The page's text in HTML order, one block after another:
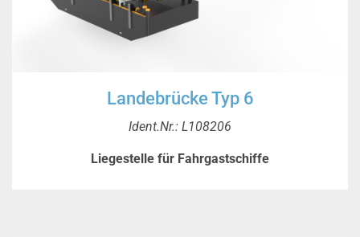
Landebrücke Typ 6
Ident.Nr.: L108206
Liegestelle für Fahrgastschiffe